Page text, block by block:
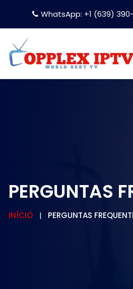
WhatsApp: +1 (639)
PERGUNTAS
INÍCIO PERGUNTAS